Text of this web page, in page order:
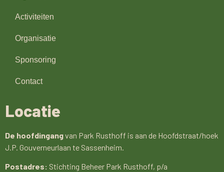
Activiteiten
Organisatie
Sponsoring
Contact
Locatie
De hoofdingangvan Park Rusthoff is aan de Hoofdstraat/hoek
J.P. Gouverneurlaan te Sassenheim.
Postadres: Stichting Beheer Park Rusthoff, p/a